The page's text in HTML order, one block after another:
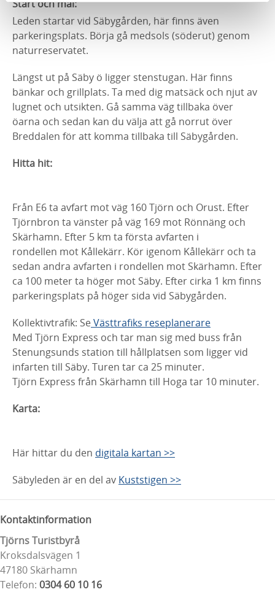
Start och mål:
Leden startar vid Säbygården, här finns även
parkeringsplats. Börja gå medsols (söderut) genom
naturreservatet.
Längst ut på Säby ö ligger stenstugan. Här finns
bänkar och grillplats. Ta med dig matsäck och njut av
lugnet och utsikten. Gå samma väg tillbaka över
öarna och sedan kan du välja att gå norrut över
Breddalen för att komma tillbaka till Säbygården.
Hitta hit:
Från E6 ta avfart mot väg 160 Tjörn och Orust. Efter
Tjörnbron ta vänster på väg 169 mot Rönnäng och
Skärhamn. Efter 5 km ta första avfarten i
rondellen mot Kållekärr. Kör igenom Kållekärr och ta
sedan andra avfarten i rondellen mot Skärhamn. Efter
ca 100 meter ta höger mot Säby. Efter cirka 1 km finns
parkeringsplats på höger sida vid Säbygården.
Kollektivtrafik: SeVästtrafiks reseplanerare
Med Tjörn Express och tar man sig med buss från
Stenungsunds station till hållplatsen som ligger vid
infarten till Säby. Turen tar ca 25 minuter.
Tjörn Express från Skärhamn till Hoga tar 10 minuter.
Karta:
Här hittar du den digitala kartan >>
Säbyleden är en del av Kuststigen >>
Kontaktinformation
Tjörns Turistbyrå
Kroksdalsvägen 1
47180 Skärhamn
Telefon: 0304 60 10 16